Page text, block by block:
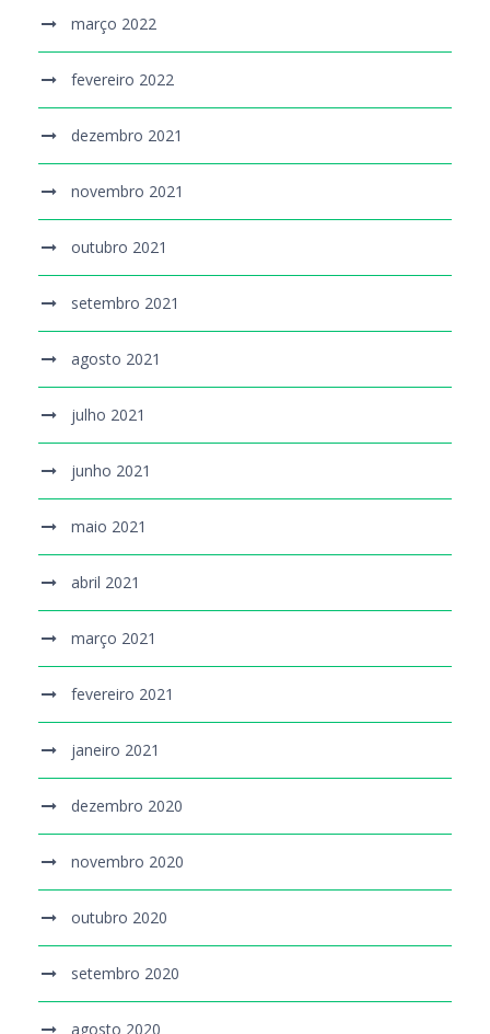
março 2022
fevereiro 2022
dezembro 2021
novembro 2021
outubro 2021
setembro 2021
agosto 2021
julho 2021
junho 2021
maio 2021
abril 2021
março 2021
fevereiro 2021
janeiro 2021
dezembro 2020
novembro 2020
outubro 2020
setembro 2020
agosto 2020